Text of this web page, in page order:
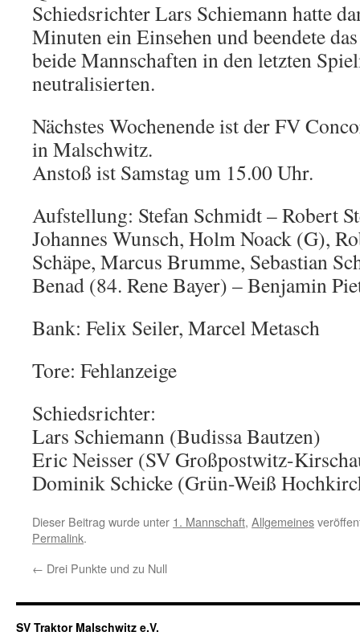
Schiedsrichter Lars Schiemann hatte
Minuten ein Einsehen und beendete
beide Mannschaften in den letzten
neutralisierten.
Nächstes Wochenende ist der FV
in Malschwitz.
Anstoß ist Samstag um 15.00 Uhr.
Aufstellung: Stefan Schmidt – Robert
Johannes Wunsch, Holm Noack (G),
Schäpe, Marcus Brumme, Sebastian
Benad (84. Rene Bayer) – Benjamin
Bank: Felix Seiler, Marcel Metasch
Tore: Fehlanzeige
Schiedsrichter:
Lars Schiemann (Budissa Bautzen)
Eric Neisser (SV Großpostwitz-
Dominik Schicke (Grün-Weiß
Dieser Beitrag wurde unter 1. Mannschaft, Allgemeines
Permalink.
← Drei Punkte und zu Null
SV Traktor Malschwitz e.V.